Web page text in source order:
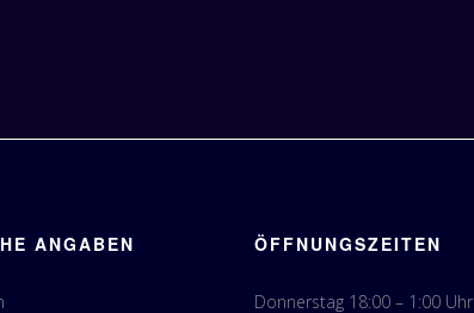
ANGABEN ÖFFNUNGSZEITEN
Donnerstag 18:00 – 1:00 Uhr